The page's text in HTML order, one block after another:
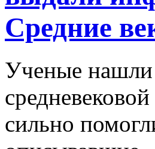
Средние
Ученые
сильно